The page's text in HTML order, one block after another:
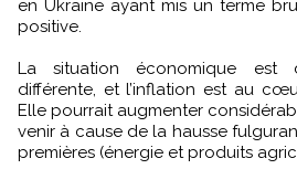
en Ukraine ayant mis un terme
positive.
La situation économique est
différente, et l’inflation est au
Elle pourrait augmenter
venir à cause de la hausse
premières (énergie et produits